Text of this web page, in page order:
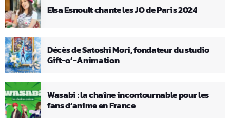
Elsa Esnoult chante les JO de Paris 2024
Décès de Satoshi Mori, fondateur du studio
Gift-o’-Animation
Wasabi : la chaîne incontournable pour les
fans d’anime en France